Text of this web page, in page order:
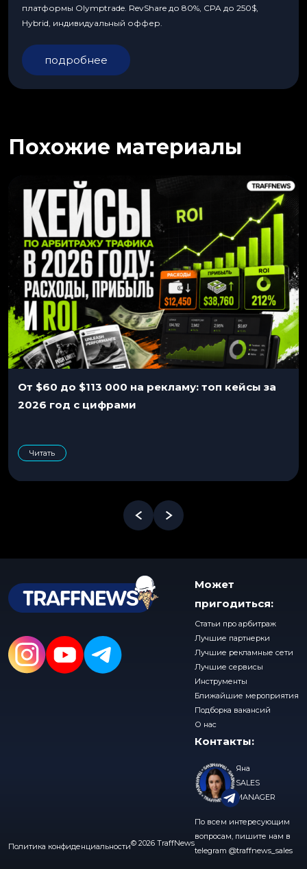
платформы Olymptrade. RevShare до 80%, CPA до 250$,
Hybrid, индивидуальный оффер.
подробнее
Похожие материалы
От $60 до $113 000 на рекламу: топ кейсы за
2026 год с цифрами
Читать
Политика конфиденциальности© 2026 TraffNews
Может
пригодиться:
Статьи про арбитраж
Лучшие партнерки
Лучшие рекламные сети
Лучшие сервисы
Инструменты
Ближайшие мероприятия
Подборка вакансий
О нас
Контакты:
Яна
SALES
MANAGER
По всем интересующим
вопросам, пишите нам в
telegram @traffnews_sales